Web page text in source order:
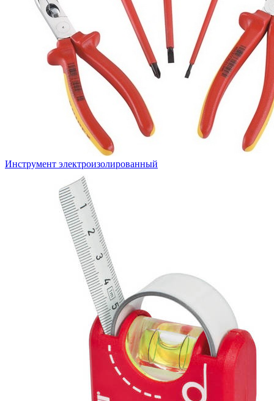
Инструмент электроизолированный